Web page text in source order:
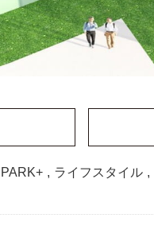
PARK+ , ライフスタイル ,